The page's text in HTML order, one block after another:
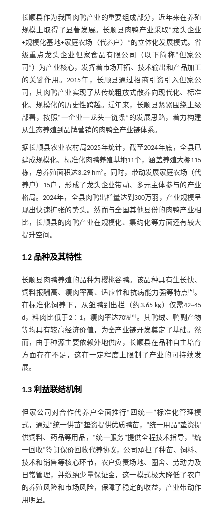
长顺县作为我国肉鸭产业的重要组成部分，近年来在养殖
规模上取得了显著发展。长顺县肉鸭产业采取“龙头企业
+规模化基地+家庭农场（代养户）”的立体化发展模式。省
级重点龙头企业但家食品有限公司（以下简称“但家公
司”）为产业核心，发挥着市场开拓、技术输出和产品加工
的关键作用。2015年，长顺县通过招商引资引入但家公
司，其肉鸭产业实现了从传统粗放式散养向现代化、标准
化、规模化的历史性跨越。近年来，长顺县紧紧围绕上级
部署，按照“一企业一龙头一链条”的发展思路，着力构建
从生态养殖到品牌营销的肉鸭全产业链体系。
据长顺县农业农村局2025年统计，截至2024年底，全县已
建成规模化、标准化肉鸭养殖基地11个，涵盖养殖大棚115
栋，总养殖面积达3.29 hm2。同时，带动发展家庭农场（代
养户）15户，形成了龙头企业带动、多元主体参与的产业
格局。2024年，全县肉鸭出栏量达到300万羽，产业规模呈
现出快速扩张的势头。然而与全国其他县份的肉鸭产业相
比，长顺县的肉鸭产业在规模化、集约化等方面还有较大
提升空间。
1.2 品种及其特性
长顺县肉鸭养殖的品种为樱桃谷鸭。该品种具有生长快、
饲料报酬高、瘦肉率高、适应性和抗病能力强等特点 [5]。
在标准化饲养下，从雏鸭到出栏（约3.65 kg）仅需42~45
d，料肉比低于2∶1，瘦肉率达70%[6]。其鸭绒、鸭副产物
等均具有较高经济价值，为全产业链开发奠定了基础。然
而，由于种源主要依赖外地供应，长顺县在品种自主培育
方面存在不足，这在一定程度上限制了产业的可持续发
展。
1.3 利益联结机制
但家公司对合作代养户全面推行“四统一”标准化管理模
式，通过“统一供苗”垫资提供优质鸭苗，“统一用品”垫资提
供饲料、药品等用品，“统一服务”提供全程技术指导，“统
一回收”签订保价回收代养协议，公司承担了种苗、饲料、
技术和销售等核心环节，农户负责场地、圈舍、劳动力及
日常管理，并缴纳少量保证金，这一模式极大降低了农户
的养殖风险和市场风险，保障了稳定的收益，产业带动作
用明显。